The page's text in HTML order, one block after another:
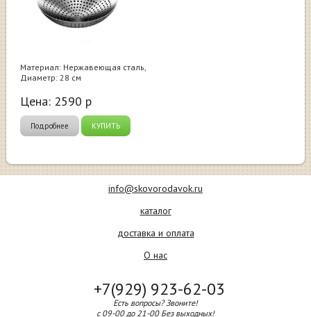
Материал: Нержавеющая сталь,
Диаметр: 28 см
Цена: 2590 р
Подробнее КУПИТЬ
info@skovorodavok.ru
каталог
доставка и оплата
О нас
+7(929) 923-62-03
Есть вопросы? Звоните!
с 09-00 до 21-00 Без выходных!